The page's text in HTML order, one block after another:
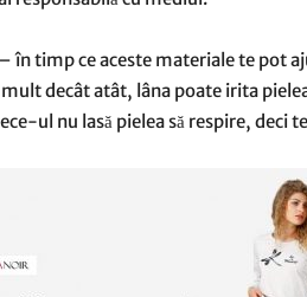
în timp ce aceste materiale te pot
decât atât, lâna poate irita
ul nu lasă pielea să respire, deci